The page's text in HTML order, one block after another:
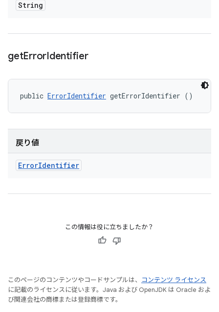
String
getErrorIdentifier
public ErrorIdentifier getErrorIdentifier ()
戻り値
ErrorIdentifier
この情報は役に立ちましたか？
このページのコンテンツやコードサンプルは、
コンテンツ ライセンス
に記載のライセンスに従います。Java および OpenJDK は Oracle およ
び関連会社の商標または登録商標です。